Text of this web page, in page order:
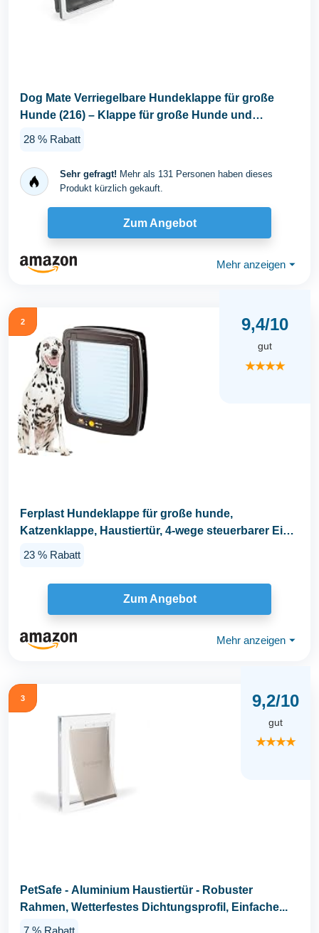
Dog Mate Verriegelbare Hundeklappe für große
Hunde (216) – Klappe für große Hunde und
28 % Rabatt
Sehr gefragt! Mehr als 131 Personen haben dieses
Produkt kürzlich gekauft.
Zum Angebot
Mehr anzeigen ⏷
2 9,4/10
gut
★★★★
Ferplast Hundeklappe für große hunde,
Katzenklappe, Haustiertür, 4-wege steuerbarer Ein-
23 % Rabatt
Zum Angebot
Mehr anzeigen ⏷
3 9,2/10
gut
★★★★
PetSafe - Aluminium Haustiertür - Robuster
Rahmen, Wetterfestes Dichtungsprofil, Einfache...